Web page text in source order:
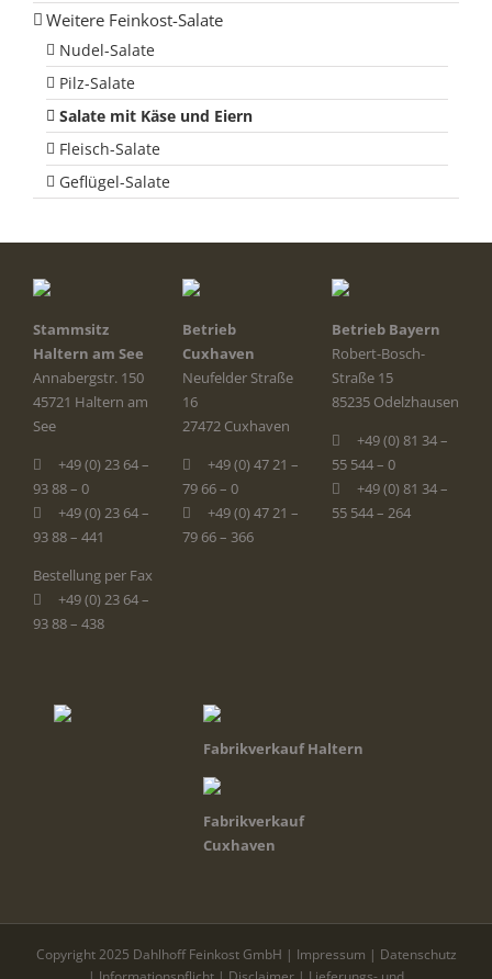
Weitere Feinkost-Salate
Nudel-Salate
Pilz-Salate
Salate mit Käse und Eiern
Fleisch-Salate
Geflügel-Salate
Stammsitz
Haltern am See
Annabergstr. 150
45721 Haltern am
See
+49 (0) 23 64 –
93 88 – 0
+49 (0) 23 64 –
93 88 – 441
Bestellung per Fax
+49 (0) 23 64 –
93 88 – 438
Betrieb
Cuxhaven
Neufelder Straße
16
27472 Cuxhaven
+49 (0) 47 21 –
79 66 – 0
+49 (0) 47 21 –
79 66 – 366
Betrieb Bayern
Robert-Bosch-
Straße 15
85235 Odelzhausen
+49 (0) 81 34 –
55 544 – 0
+49 (0) 81 34 –
55 544 – 264
Fabrikverkauf Haltern
Fabrikverkauf
Cuxhaven
Copyright 2025 Dahlhoff Feinkost GmbH | Impressum | Datenschutz